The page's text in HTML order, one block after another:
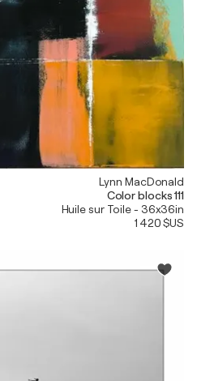
Lynn MacDonald
Color blocks 111
Huile sur Toile - 36x36in
1 420 $US